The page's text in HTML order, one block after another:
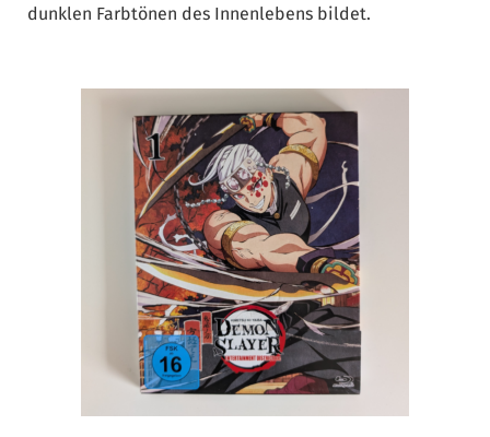
dunklen Farbtönen des Innenlebens bildet.